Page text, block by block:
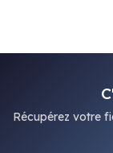
Récupérez votre